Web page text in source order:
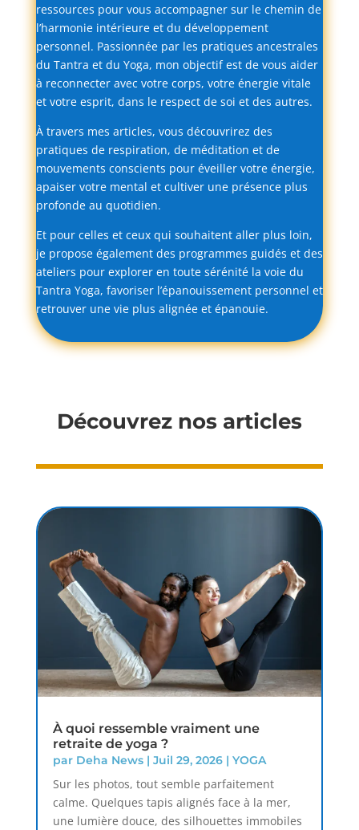
ressources pour vous accompagner sur le chemin de
l’harmonie intérieure et du développement
personnel. Passionnée par les pratiques ancestrales
du Tantra et du Yoga, mon objectifest de vous aider
à reconnecter avec votre corps, votre énergie vitale
et votre esprit, dans le respect de soi et des autres.
À travers mes articles, vous découvrirez des
pratiques de respiration, de méditation et de
mouvements conscients pour éveiller votre énergie,
apaiser votre mental et cultiver une présence plus
profonde au quotidien.
Et pour celles et ceux qui souhaitent aller plus loin,
je propose également des programmes guidés et des
ateliers pour explorer en toute sérénité la voie du
Tantra Yoga, favoriser l’épanouissement personnel et
retrouver une vie plus alignée et épanouie.
Découvrez nos articles
À quoi ressemble vraiment une
retraite de yoga ?
par Deha News| Juil 29, 2026| YOGA
Sur les photos, tout semble parfaitement
calme. Quelques tapis alignés face à la mer,
une lumière douce, des silhouettes immobiles